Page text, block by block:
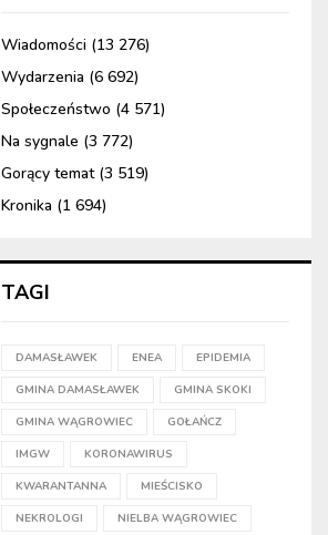
Wiadomości (13 276)
Wydarzenia (6 692)
Społeczeństwo (4 571)
Na sygnale (3 772)
Gorący temat(3 519)
Kronika (1 694)
TAGI
DAMASŁAWEK ENEA EPIDEMIA
GMINA DAMASŁAWEK GMINA SKOKI
GMINA WĄGROWIEC GOŁAŃCZ
IMGW KORONAWIRUS
KWARANTANNA MIEŚCISKO
NEKROLOGI NIELBA WĄGROWIEC